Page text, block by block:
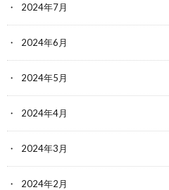
2024年7月
2024年6月
2024年5月
2024年4月
2024年3月
2024年2月